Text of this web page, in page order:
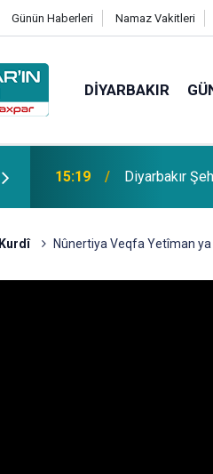
Günün Haberleri Namaz Vakitleri
DIYARBAKIR
15:16 Diyarbakır'ın
Kurdî Nûnertiya Veqfa Yetîman